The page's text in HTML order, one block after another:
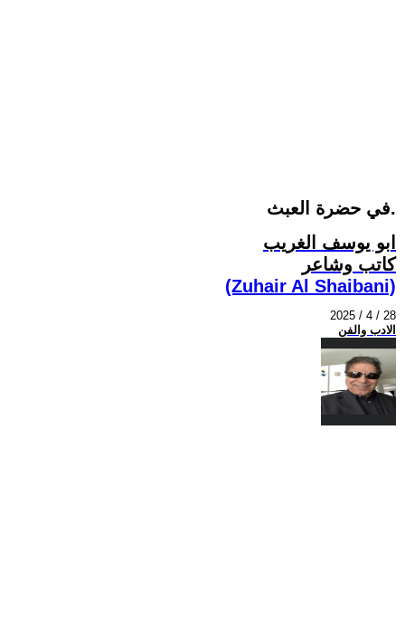
في حضرة العبث.
ابو يوسف الغريب
كاتب وشاعر
(Zuhair Al Shaibani)
2025 / 4 / 28
الادب والفن